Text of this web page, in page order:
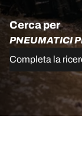
Cerca per
PNEUMATICI
Completa la